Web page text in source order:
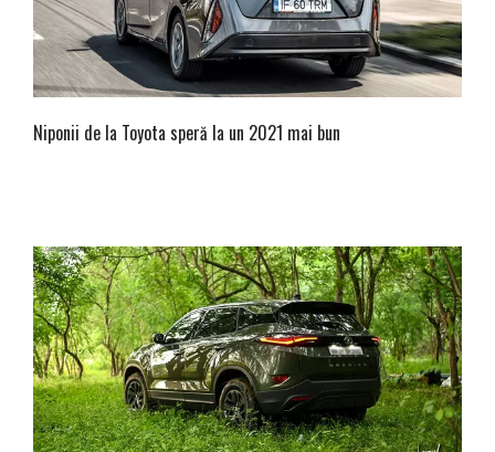
Niponii de la Toyota speră la un 2021 mai bun